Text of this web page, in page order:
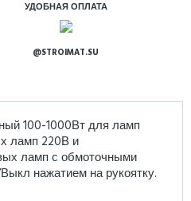
УДОБНАЯ ОПЛАТА
@STROIMAT.SU
100-1000Вт для ламп
ламп 220В и
ламп с обмоточными
нажатием на рукоятку.